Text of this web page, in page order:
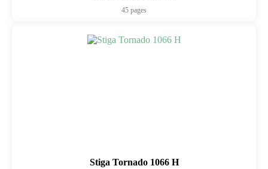
45 pages
Stiga Tornado 1066 H